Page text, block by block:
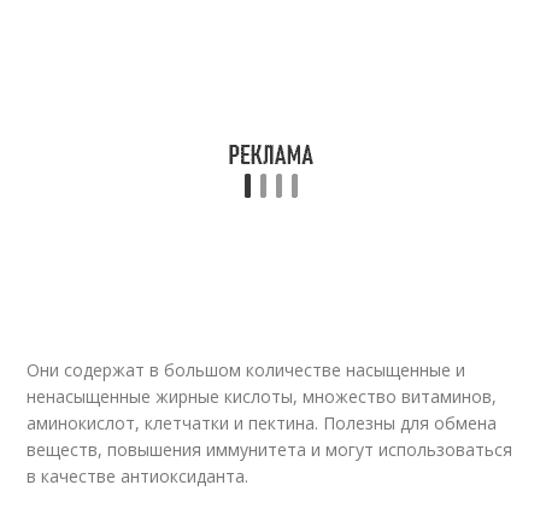
Они содержат в большом количестве насыщенные и
ненасыщенные жирные кислоты, множество витаминов,
аминокислот, клетчатки и пектина. Полезны для обмена
веществ, повышения иммунитета и могут использоваться
в качестве антиоксиданта.